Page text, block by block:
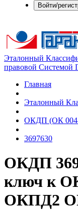
Войти/
Эталонный
правовой Системой
Главная
Эталонный
ОКДП (ОК
3697630
ОКДП
ключ к
ОКПД2